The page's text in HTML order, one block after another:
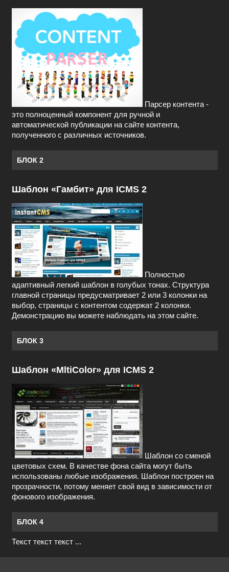
Парсер контента -
это полноценный компонент для ручной и
автоматической публикации на сайте контента,
полученного с различных источников.
БЛОК 2
Шаблон «Гамбит» для ICMS 2
Полностью
адаптивный легкий шаблон в голубых тонах. Структура
главной страницы предусматривает 2 или 3 колонки на
выбор, страницы с контентом содержат 2 колонки.
Демонстрацию вы можете наблюдать на этом сайте.
БЛОК 3
Шаблон «MltiColor» для ICMS 2
Шаблон со сменой
цветовых схем. В качестве фона сайта могут быть
использованы любые изображения. Шаблон построен на
прозрачности, потому меняет свой вид в зависимости от
фонового изображения.
БЛОК 4
Текст текст текст ...